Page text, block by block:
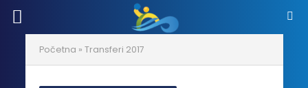
Početna » Transferi 2017